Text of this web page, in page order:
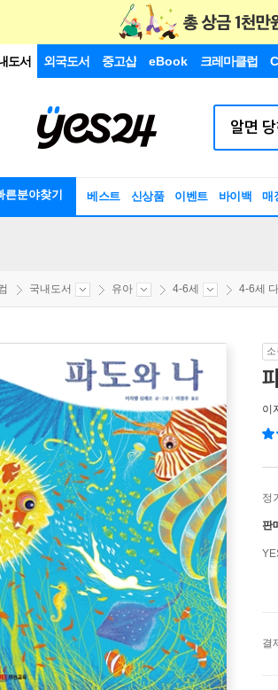
도서 외국도서 중고샵 eBook 크레마클럽
른분야찾기 베스트 신상품 이벤트 바이백 매
국내도서 유아 4-6세 4-6세
이
정
판
결